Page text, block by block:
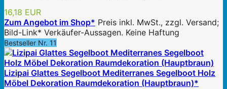
16,18 EUR
Zum Angebot im Shop* Preis inkl. MwSt., zzgl. Versand;
Bild-Link* Verkäufer-Aussagen. Keine Haftung
Bestseller Nr. 11
Lizipai Glattes Segelboot Mediterranes Segelboot Holz
Möbel Dekoration Raumdekoration (Hauptbraun)*